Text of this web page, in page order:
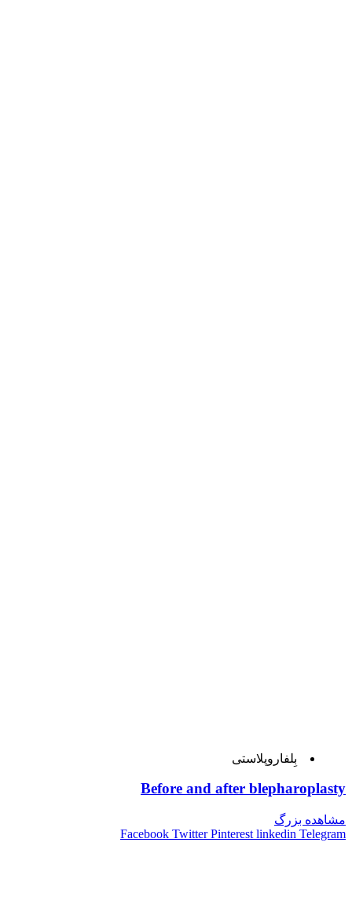
بِلفاروپلاستی
Before and after blepharoplasty
مشاهده بزرگ
Facebook Twitter Pinterest linkedin Telegram